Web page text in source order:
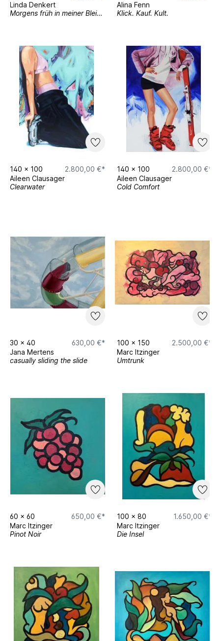
Linda Denkert
Morgens früh in meiner Bleibe am Fenster ohne Kleide
Alina Fenn
Klick. Kauf. Kult.
140 x 100
2.800,00 €*
Aileen Clausager
Clearwater
140 x 100
2.800,00 €*
Aileen Clausager
Cold Comfort
30 x 40
630,00 €*
Jana Mertens
casually sliding the slide
100 x 150
2.500,00 €*
Marc Itzinger
Umtrunk
60 x 60
650,00 €*
Marc Itzinger
Pinot Noir
100 x 80
1.650,00 €*
Marc Itzinger
Die Insel